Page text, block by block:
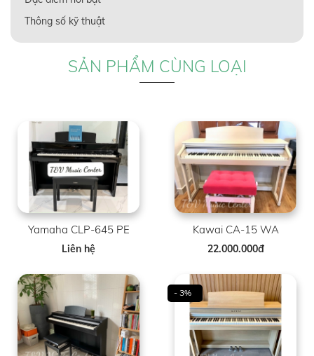
Thông số kỹ thuật
SẢN PHẨM CÙNG LOẠI
Yamaha CLP-645 PE
Liên hệ
Kawai CA-15 WA
22.000.000đ
- 3%